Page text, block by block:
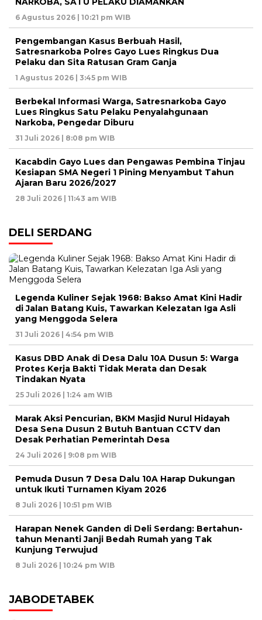
6 Agustus 2026 | 10:21 pm WIB
Pengembangan Kasus Berbuah Hasil,
Satresnarkoba Polres Gayo Lues Ringkus Dua
Pelaku dan Sita Ratusan Gram Ganja
1 Agustus 2026 | 3:45 pm WIB
Berbekal Informasi Warga, Satresnarkoba Gayo
Lues Ringkus Satu Pelaku Penyalahgunaan
Narkoba, Pengedar Diburu
31 Juli 2026 | 8:08 pm WIB
Kacabdin Gayo Lues dan Pengawas Pembina Tinjau
Kesiapan SMA Negeri 1 Pining Menyambut Tahun
Ajaran Baru 2026/2027
28 Juli 2026 | 11:43 am WIB
DELI SERDANG
Legenda Kuliner Sejak 1968: Bakso Amat Kini Hadir
di Jalan Batang Kuis, Tawarkan Kelezatan Iga Asli
yang Menggoda Selera
31 Juli 2026 | 4:54 pm WIB
Kasus DBD Anak di Desa Dalu 10A Dusun 5: Warga
Protes Kerja Bakti Tidak Merata dan Desak
Tindakan Nyata
25 Juli 2026 | 1:24 am WIB
Marak Aksi Pencurian, BKM Masjid Nurul Hidayah
Desa Sena Dusun 2 Butuh Bantuan CCTV dan
Desak Perhatian Pemerintah Desa
24 Juli 2026 | 9:08 pm WIB
Pemuda Dusun 7 Desa Dalu 10A Harap Dukungan
untuk Ikuti Turnamen Kiyam 2026
8 Juli 2026 | 10:51 pm WIB
Harapan Nenek Ganden di Deli Serdang: Bertahun-
tahun Menanti Janji Bedah Rumah yang Tak
Kunjung Terwujud
8 Juli 2026 | 10:24 pm WIB
JABODETABEK